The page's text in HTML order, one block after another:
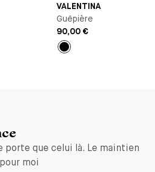
VALENTINA
Guêpière
90,00 €
porte que celui là. Le maintien
moi